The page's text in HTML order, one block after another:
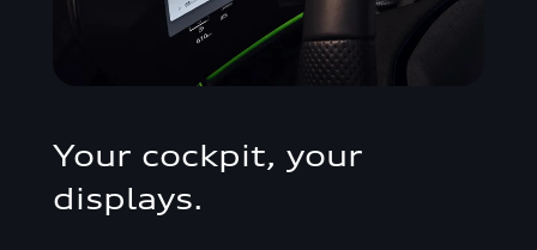
Your cockpit, your
displays.